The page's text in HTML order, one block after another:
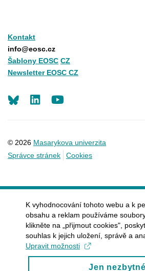
Kontakt
info@eosc.cz
Šablony EOSC CZ
Newsletter EOSC CZ
© 2026 Masarykova univerzita
Správce stránek
Cookies
LinkedIn
K vyhodnocování tohoto webu a k
obsahu a reklam používáme
klikněte na „přijmout cookies",
souhlas k jejich uložení, správě a
Upravit možnosti
Jen nezbytné